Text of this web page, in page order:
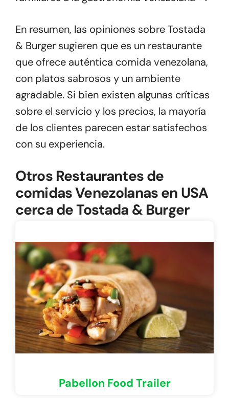
En resumen, las opiniones sobre Tostada
& Burger sugieren que es un restaurante
que ofrece auténtica comida venezolana,
con platos sabrosos y un ambiente
agradable. Si bien existen algunas críticas
sobre el servicio y los precios, la mayoría
de los clientes parecen estar satisfechos
con su experiencia.
Otros Restaurantes de
comidas Venezolanas en USA
cerca de Tostada & Burger
Pabellon Food Trailer